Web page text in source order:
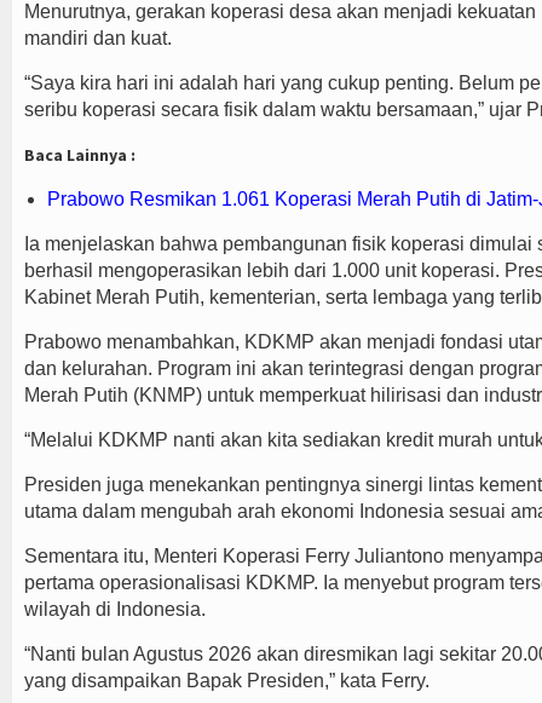
Menurutnya, gerakan koperasi desa akan menjadi
mandiri dan kuat.
“Saya kira hari ini adalah hari yang cukup penting. Belum
seribu koperasi secara fisik dalam waktu bersamaan,” ujar
Baca Lainnya :
Prabowo Resmikan 1.061 Koperasi Merah Putih di
Ia menjelaskan bahwa pembangunan fisik koperasi
berhasil mengoperasikan lebih dari 1.000 unit koperasi.
Kabinet Merah Putih, kementerian, serta lembaga yang
Prabowo menambahkan, KDKMP akan menjadi fondasi
dan kelurahan. Program ini akan terintegrasi dengan
Merah Putih (KNMP) untuk memperkuat hilirisasi dan
“Melalui KDKMP nanti akan kita sediakan kredit murah
Presiden juga menekankan pentingnya sinergi lintas
utama dalam mengubah arah ekonomi Indonesia sesuai
Sementara itu, Menteri Koperasi Ferry Juliantono
pertama operasionalisasi KDKMP. Ia menyebut program
wilayah di Indonesia.
“Nanti bulan Agustus 2026 akan diresmikan lagi sekitar
yang disampaikan Bapak Presiden,” kata Ferry.